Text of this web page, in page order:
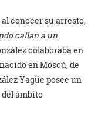
conocer su arresto,
callan a un
colaboraba en
en Moscú, de
Yagüe posee un
ámbito